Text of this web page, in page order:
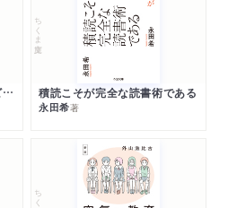
増補 ネガティヴ・ケイパビリティで生きる
ちくま文庫
積読こそが完全な読書術である
永田希著
ちくま文庫